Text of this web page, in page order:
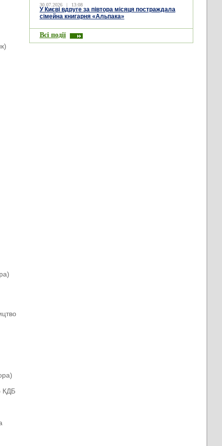
КДБ
30.07.2026 | 13:08
У Києві вдруге за півтора місяця постраждала
сімейна книгарня «Альпака»
Всі події